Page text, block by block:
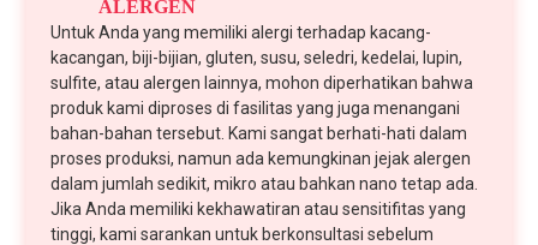
ALERGEN
Untuk Anda yang memiliki alergi terhadap kacang-
kacangan, biji-bijian, gluten, susu, seledri, kedelai, lupin,
sulfite, atau alergen lainnya, mohon diperhatikan bahwa
produk kami diproses di fasilitas yang juga menangani
bahan-bahan tersebut. Kami sangat berhati-hati dalam
proses produksi, namun ada kemungkinan jejak alergen
dalam jumlah sedikit, mikro atau bahkan nano tetap ada.
Jika Anda memiliki kekhawatiran atau sensitifitas yang
tinggi, kami sarankan untuk berkonsultasi sebelum